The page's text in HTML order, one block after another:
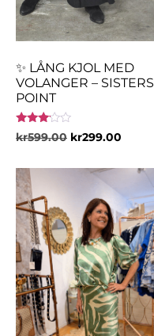
✨ LÅNG KJOL MED
VOLANGER – SISTERS
POINT
Betygsatt
3.00
kr599.00 kr299.00